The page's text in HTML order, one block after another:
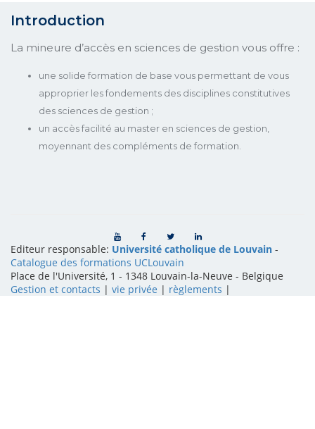
Introduction
La mineure d’accès en sciences de gestion vous offre :
une solide formation de base vous permettant de vous
approprier les fondements des disciplines constitutives
des sciences de gestion ;
un accès facilité au master en sciences de gestion,
moyennant des compléments de formation.
Editeur responsable: Université catholique de Louvain -
Catalogue des formations UCLouvain
Place de l'Université, 1 - 1348 Louvain-la-Neuve - Belgique
Gestion et contacts | vie privée | règlements |